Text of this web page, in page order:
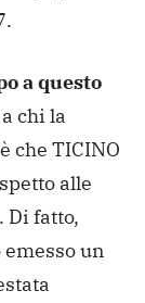
a questo
chi la
che TICINO
alle
fatto,
un